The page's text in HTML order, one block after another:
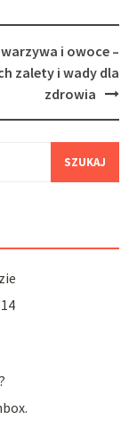
i owoce –
zalety i wady dla
zdrowia